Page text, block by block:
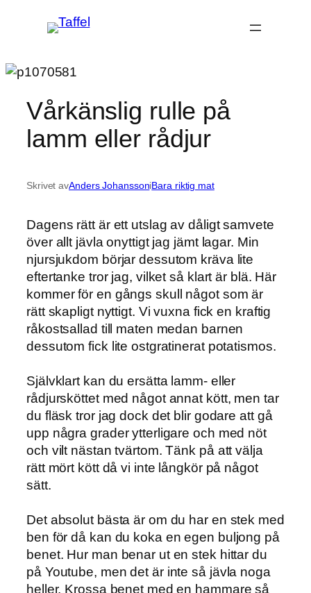
Vårkänslig rulle på
lamm eller rådjur
Skrivet avAnders JohanssoniBara riktig mat
Dagens rätt är ett utslag av dåligt samvete
över allt jävla onyttigt jag jämt lagar. Min
njursjukdom börjar dessutom kräva lite
eftertanke tror jag, vilket så klart är blä. Här
kommer för en gångs skull något som är
rätt skapligt nyttigt. Vi vuxna fick en kraftig
råkostsallad till maten medan barnen
dessutom fick lite ostgratinerat potatismos.
Självklart kan du ersätta lamm- eller
rådjursköttet med något annat kött, men tar
du fläsk tror jag dock det blir godare att gå
upp några grader ytterligare och med nöt
och vilt nästan tvärtom. Tänk på att välja
rätt mört kött då vi inte långkör på något
sätt.
Det absolut bästa är om du har en stek med
ben för då kan du koka en egen buljong på
benet. Hur man benar ut en stek hittar du
på Youtube, men det är inte så jävla noga
heller. Krossa benet med en hammare så